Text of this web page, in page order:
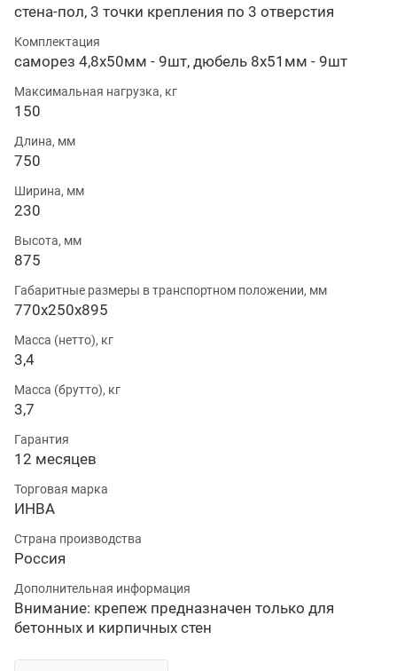
стена-пол, 3 точки крепления по 3 отверстия
Комплектация
саморез 4,8х50мм - 9шт, дюбель 8х51мм - 9шт
Максимальная нагрузка, кг
150
Длина, мм
750
Ширина, мм
230
Высота, мм
875
Габаритные размеры в транспортном положении, мм
770х250х895
Масса (нетто), кг
3,4
Масса (брутто), кг
3,7
Гарантия
12 месяцев
Торговая марка
ИНВА
Страна производства
Россия
Дополнительная информация
Внимание: крепеж предназначен только для
бетонных и кирпичных стен